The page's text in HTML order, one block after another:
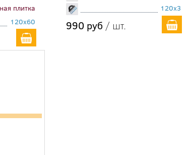
плитка
120x60
120x3
990 руб / шт.